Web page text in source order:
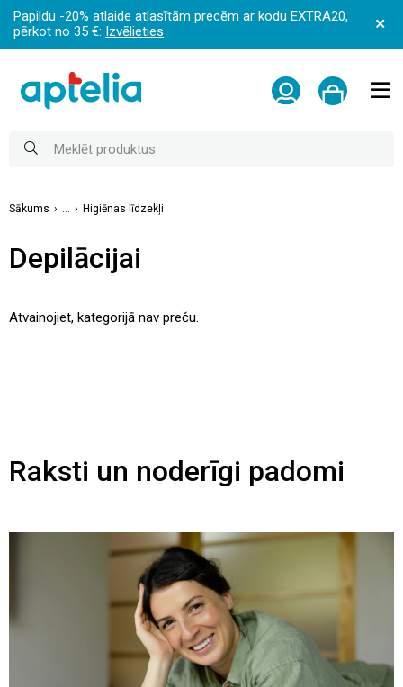
Papildu -20% atlaide atlasītām precēm ar kodu EXTRA20,
pērkot no 35 €: Izvēlieties
Sākums Higiēnas līdzekļi
Depilācijai
Atvainojiet, kategorijā nav preču.
Raksti un noderīgi padomi